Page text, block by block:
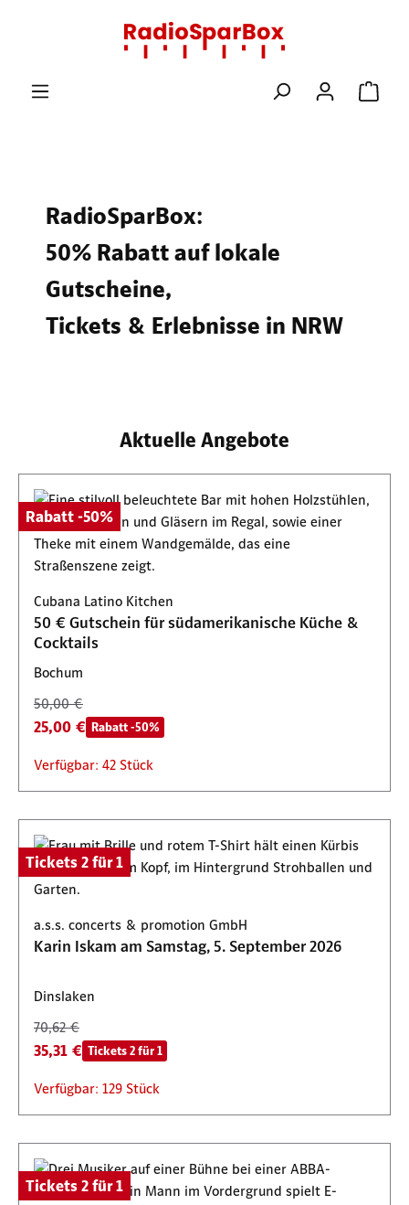
Zum Hauptinhalt springen
RadioSparBox:
50% Rabatt auf lokale
Gutscheine,
Tickets & Erlebnisse in NRW
Aktuelle Angebote
Rabatt -50%
Cubana Latino Kitchen
50 € Gutschein für südamerikanische Küche &
Cocktails
Bochum
50,00 €
25,00 € Rabatt -50%
Verfügbar: 42 Stück
Tickets 2 für 1
a.s.s. concerts & promotion GmbH
Karin Iskam am Samstag, 5. September 2026
Dinslaken
70,62 €
35,31 € Tickets 2 für 1
Verfügbar: 129 Stück
Tickets 2 für 1